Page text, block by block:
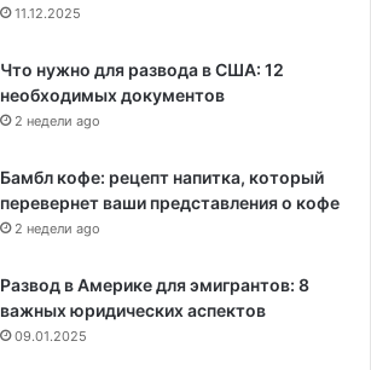
11.12.2025
Что нужно для развода в США: 12
необходимых документов
2 недели ago
Бамбл кофе: рецепт напитка, который
перевернет ваши представления о кофе
2 недели ago
Развод в Америке для эмигрантов: 8
важных юридических аспектов
09.01.2025